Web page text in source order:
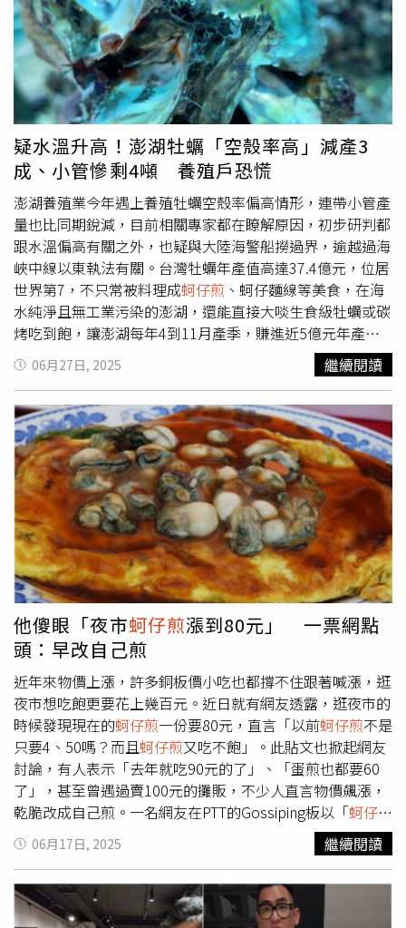
碰巧休市，略感可惜，但她也對台灣的禮貌氛圍、寺廟文化
與安全感留下深刻印象：「即使是夜晚走在公園也不會感到
害怕，是一個讓人安心的城市。」《關於愛》以一位理性女
醫師與溫柔男護士的關係為主軸，透過誠實且極具張力的對
話，描繪現代人對愛、自由與親密關係的思辨與拉鋸。安德
莉雅表示，片中角色彷彿為她量身打造，與導演多年合作建
立的信任感也讓她在表演中更貼近本質，「豪格魯德的劇本
極度精準，幾乎不容即興，因此演員最大的任務是傾聽，從
語境中找到真實回應。」塔優則表示《關於愛》對他而言是
一大突破，飾演不願被情感關係定義的同志角色托爾
（Tor），與本人性格大相徑庭。他坦言：「要處理親密場
景的身體界線與心理界線，是很大的挑戰，但這也是導演讓
人信任的地方，他會引導你在安全的環境下完成表演。」從
《意外之後》一路到《關於愛》，兩人與豪格魯德的創作關
係越趨成熟，也建立深厚默契。塔優認為自己演出經驗尚
淺，能在資深演員身邊觀察與學習是難得的機會；安德莉雅
則強調，電影表演不在經驗多寡，而在於傾聽與接收，「塔
優是非常敏銳的傾聽者，也讓我在演出時感受到對手的真實
存在。」兩人也都曾憑《關於愛》入圍挪威「阿曼達獎」，
對於入圍經驗感觸不一。塔優開心表示這是自己首次以演技
獲得提名，雖然覺得有些「赤裸」，但能被看見是一種榮
耀；安德莉雅則坦言，與同片演員一同入圍雖令人感動，卻
也因為競爭讓心情有些許複雜。圖1：圖2：塔優雅各布森透
露，自己跟現任女友就是透過交友軟體認識。（圖／台北電
影節提供）圖3：安德莉雅霍維格表示台灣的禮貌氛圍、寺
廟文化與安全感留下深刻印象。（圖／台北電影節提供）
疑水溫升高！澎湖牡蠣「空殼率高」減產3
成、小管慘剩4噸 養殖戶恐慌
澎湖養殖業今年遇上養殖牡蠣空殼率偏高情形，連帶小管產
量也比同期銳減，目前相關專家都在瞭解原因，初步研判都
跟水溫偏高有關之外，也疑與大陸海警船撈過界，逾越過海
峽中線以東執法有關。台灣牡蠣年產值高達37.4億元，位居
世界第7，不只常被料理成蚵仔煎 、蚵仔麵線等美食，在海
水純淨且無工業污染的澎湖，還能直接大啖生食級牡蠣或碳
烤吃到飽，讓澎湖每年4到11月產季，賺進近5億元年產
值。不過，近來澎湖白沙講美、城前海域，卻傳出收上岸的
每一陀養殖牡蠣串，都會死亡4-5顆，最下面幾乎全空，死
亡超過2個禮拜，內殼都出現黃的，也並非寄生蟲扁蟲、蚵
螺所致，空殼率較往年偏高許多，因此減產約3成，引起養
殖戶恐慌。對此，水試所澎湖漁業生物研究中心已攜手澎湖
縣政府農漁局介入調查。農漁局指出，經向業者了解，初步
研判此現象與近期水溫變化、放養密度過高、寄生蟲等綜合
環境因素可能有關，尚屬每年產季會發生的養殖挑戰。澎湖
小管今年減產，也因此量少價昂。（圖／鄭婉柔提供）且經
徵詢部分業者，其反應透過增加淡水或電解水處理清洗頻
率，有助降低死亡率並改善牡蠣健康情形。所以已建議養殖
戶適時調整養殖密度，才能有效落實清洗措施管理，提升存
活率及品質。同時也會與水試所、家畜疾病防治所進一步向
有需求的業者來抽樣檢驗，持續追蹤相關水質與病源因子，
來釐清空殼原因，確保養殖環境安全與產業穩定發展。而去
年澎湖小管產量305.26公噸，1到6月份加總為127.51公
噸，但今年至今累積僅4噸多。也因小管減產，根據澎湖縣
政府農漁局統計，往年量多時，小隻小管及中卷，1公斤價
格約280至300，今年約400至500元；大隻的小管（砲管）
1公斤約600元，今年則來到700至800元。雖然，外界認為
與去年大進滿88號越界，遭大陸海警船扣留後，大陸海警船
從此不斷越過海峽中線滋擾漁民，造成漁民不敢越過海峽中
線以西捕撈有關。但也有部分專家認為與今年「閏六月」有
關，小管盛產期可能延後1個月；另也有說法是水溫過高，
必須等到今年首度侵台颱風過境，攪動海底及降溫後，才會
出現小管潮。
06月27日, 2025 繼續閱讀
他傻眼「夜市蚵仔煎漲到80元」 一票網點
頭：早改自己煎
近年來物價上漲，許多銅板價小吃也都撐不住跟著喊漲，逛
夜市想吃飽更要花上幾百元。近日就有網友透露，逛夜市的
時候發現現在的蚵仔煎一份要80元，直言「以前蚵仔煎不是
只要4、50嗎？而且蚵仔煎又吃不飽」。此貼文也掀起網友
討論，有人表示「去年就吃90元的了」、「蛋煎也都要60
了」，甚至曾遇過賣100元的攤販，不少人直言物價飆漲，
乾脆改成自己煎。一名網友在PTT的Gossiping板以「蚵仔煎
為什麼賣那麼貴？」為題發文，表示他剛逛完夜市，驚見蚵
仔煎漲價到80元，相較以往
只需花4、50元來買的印
象，讓他相當驚訝並質疑物價怎麼漲成這樣，況且一份蚵仔
煎根本吃不飽，「有沒有蚵仔煎
的八卦？？？」貼文一出，
網友紛紛留言表示認同，「去年就吃90元了」、「所以我都
06月17日, 2025 繼續閱讀